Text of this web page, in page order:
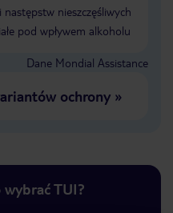
nieszczęśliwych
pod wpływem alkoholu
Dane Mondial Assistance
ochrony»
TUI?